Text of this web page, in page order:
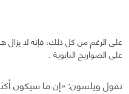
على الرغم من كل ذلك، فإنه لا
على الصواريخ النانوية .
تقول ويلسون: «إن ما سيكون